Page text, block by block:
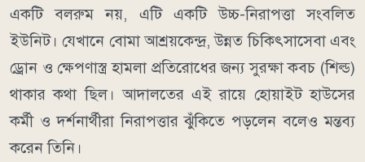
একটি বলরুম নয়, এটি একটি উচ্চ-নিরাপত্তা সংবলিত
ইউনিট। যেখানে বোমা আশ্রয়কেন্দ্র, উন্নত চিকিৎসাসেবা এবং
ড্রোন ও ক্ষেপণাস্ত্র হামলা প্রতিরোধের জন্য সুরক্ষা কবচ (শিল্ড)
থাকার কথা ছিল। আদালতের এই রায়ে হোয়াইট হাউসের
কর্মী ও দর্শনার্থীরা নিরাপত্তার ঝুঁকিতে পড়লেন বলেও মন্তব্য
করেন তিনি।